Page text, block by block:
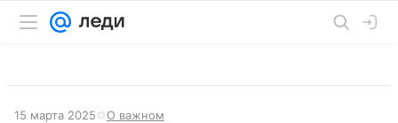
15 марта 2025 О важном